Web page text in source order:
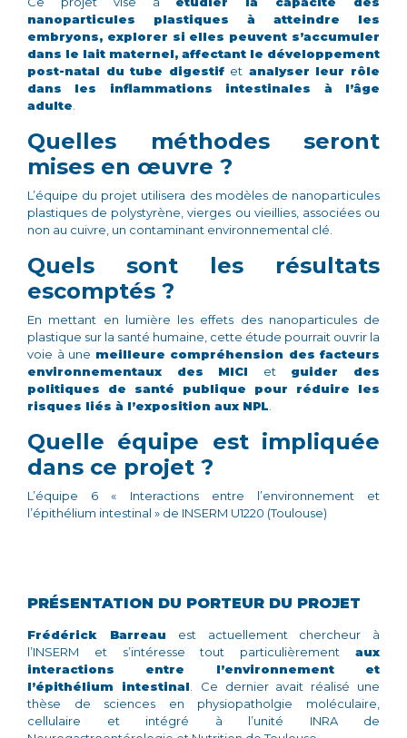
nanoparticules plastiques à atteindre les
embryons, explorer si elles peuvent s’accumuler
dans le lait maternel, affectant le développement
post-natal du tube digestif et analyser leur rôle
dans les inflammations intestinales à l’âge
adulte
Quelles méthodes seront
mises en œuvre ?
L’équipe du projet utilisera des modèles de nanoparticules
plastiques de polystyrène, vierges ou vieillies, associées ou
non au cuivre, un contaminant environnemental clé.
Quels sont les résultats
escomptés ?
En mettant en lumière les effets des nanoparticules de
plastique sur la santé humaine, cette étude pourrait ouvrir la
voie à une meilleure compréhension des facteurs
environnementaux des MICI et guider des
politiques de santé publique pour réduire les
risques liés à l’exposition aux NPL
Quelle équipe est impliquée
dans ce projet ?
L’équipe 6 « Interactions entre l’environnement et
l’épithélium intestinal » de INSERM U1220 (Toulouse)
PRÉSENTATION DU PORTEUR DU PROJET
Frédérick Barreau
est actuellement chercheur à
l’INSERM et s’intéresse tout particulièrement aux
interactions entre l’environnement et
l’épithélium intestinal
Ce dernier avait réalisé une
thèse de sciences en physiopatholgie moléculaire,
cellulaire et intégré à l’unité INRA de